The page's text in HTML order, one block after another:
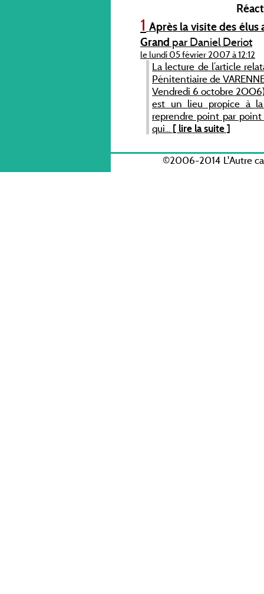
1 Après la visite des
Grand par Daniel Deriot
le lundi 05 février 2007 à 12:12
La lecture de l’article
Pénitentiaire de
Vendredi 6 octobre
est un lieu propice à
reprendre point par
qui... [ lire la suite ]
©2006-2014 L'Autre